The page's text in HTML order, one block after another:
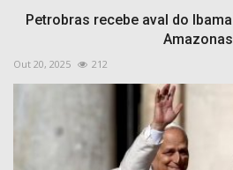
Petrobras recebe aval do
Amazonas
Out 20, 2025 212